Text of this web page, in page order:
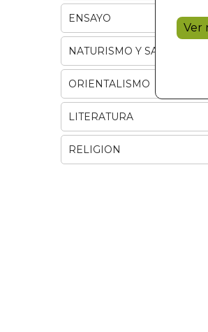
Ver
ENSAYO
NATURISMO Y SALUD
ORIENTALISMO
LITERATURA
RELIGION